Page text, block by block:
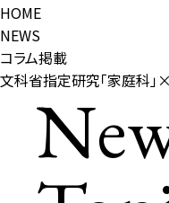
HOME
NEWS
コラム掲載
文科省指定研究「家庭科」